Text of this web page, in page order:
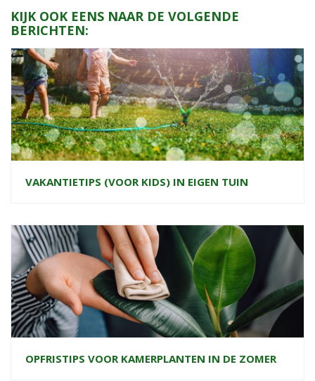
KIJK OOK EENS NAAR DE VOLGENDE
BERICHTEN:
VAKANTIETIPS (VOOR KIDS) IN EIGEN TUIN
OPFRISTIPS VOOR KAMERPLANTEN IN DE ZOMER